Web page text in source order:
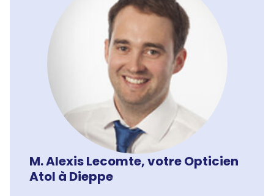
M. Alexis Lecomte, votre Opticien
Atol à Dieppe